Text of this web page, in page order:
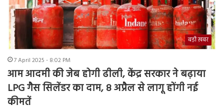
बड़ी ख़बर
7 April 2025 - 8:02 PM
आम आदमी की जेब होगी ढीली, केंद्र सरकार ने बढ़ाया
LPG गैस सिलेंडर का दाम, 8 अप्रैल से लागू होंगी नई
कीमतें